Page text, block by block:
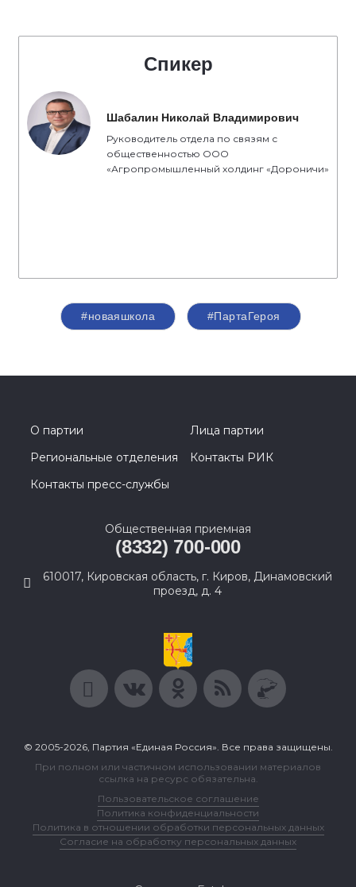
Спикер
Шабалин Николай Владимирович
Руководитель отдела по связям с
общественностью ООО
«Агропромышленный холдинг «Дороничи»
#новаяшкола #ПартаГероя
О партии
Лица партии
Региональные отделения
Контакты РИК
Контакты пресс-службы
Общественная приемная
(8332) 700-000
610017, Кировская область, г. Киров, Динамовский
проезд, д. 4
© 2005-2026, Партия «Единая Россия». Все права защищены.
При полном или частичном использовании материалов
ссылка на ресурс обязательна.
Пользовательское соглашение
Политика конфиденциальности
Политика в отношении обработки персональных данных
Согласие на обработку персональных данных